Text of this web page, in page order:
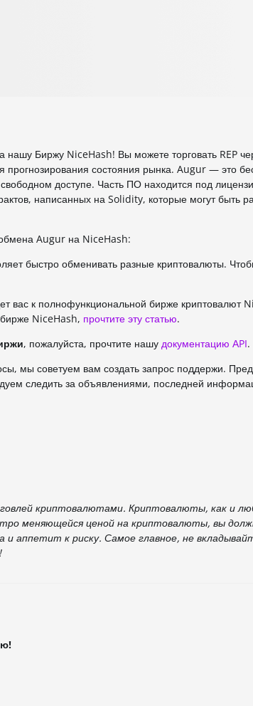
нашу Биржу NiceHash! Вы можете торговать REP
прогнозирования состояния рынка. Augur — это
доступе. Часть ПО находится под
написанных на Solidity, которые могут
Augur на NiceHash:
быстро обменивать разные криптовалюты.
вас к полнофункциональной бирже криптовалют
NiceHash, прочтите эту статью.
, пожалуйста, прочтите нашу документацию АPI.
мы советуем вам создать запрос поддержи.
следить за объявлениями, последней
криптовалютами. Криптовалюты, как и
меняющейся ценой на криптовалюты, вы
и аппетит к риску. Самое главное, не